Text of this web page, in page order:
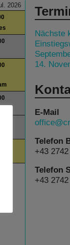
2026
Nächste
14.
E-Mail
Telefon
+43
Telefon
+43